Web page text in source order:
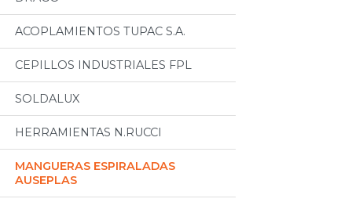
ACOPLAMIENTOS TUPAC S.A.
CEPILLOS INDUSTRIALES FPL
SOLDALUX
HERRAMIENTAS N.RUCCI
MANGUERAS ESPIRALADAS
AUSEPLAS